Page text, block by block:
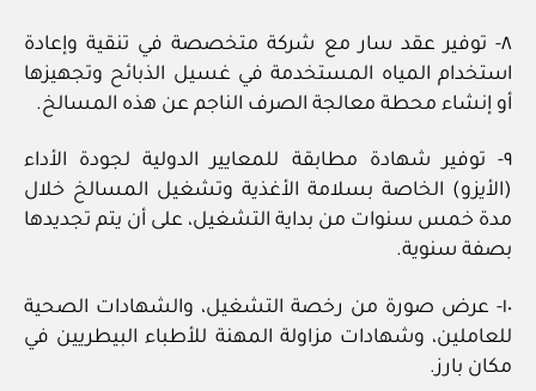
٨- توفير عقد سار مع شركة متخصصة في تنقية وإعادة
استخدام المياه المستخدمة في غسيل الذبائح وتجهيزها
أو إنشاء محطة معالجة الصرف الناجم عن هذه المسالخ.
٩- توفير شهادة مطابقة للمعايير الدولية لجودة الأداء
(الأيزو) الخاصة بسلامة الأغذية وتشغيل المسالخ خلال
مدة خمس سنوات من بداية التشغيل، على أن يتم تجديدها
بصفة سنوية.
١٠- عرض صورة من رخصة التشغيل، والشهادات الصحية
للعاملين، وشهادات مزاولة المهنة للأطباء البيطريين في
مكان بارز.